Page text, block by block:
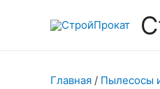
Главная / Пылесосы